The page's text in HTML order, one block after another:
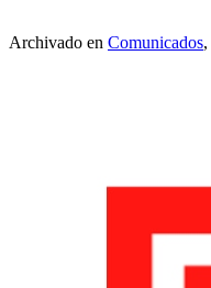
Archivado en Comunicados,